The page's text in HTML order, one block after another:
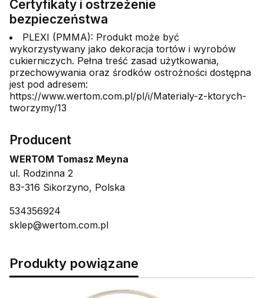
Certyfikaty i ostrzeżenie
bezpieczeństwa
PLEXI (PMMA): Produkt może być
wykorzystywany jako dekoracja tortów i wyrobów
cukierniczych. Pełna treść zasad użytkowania,
przechowywania oraz środków ostrożności dostępna
jest pod adresem:
https://www.wertom.com.pl/pl/i/Materialy-z-ktorych-
tworzymy/13
Producent
WERTOM Tomasz Meyna
ul. Rodzinna 2
83-316 Sikorzyno, Polska
534356924
sklep@wertom.com.pl
Produkty powiązane